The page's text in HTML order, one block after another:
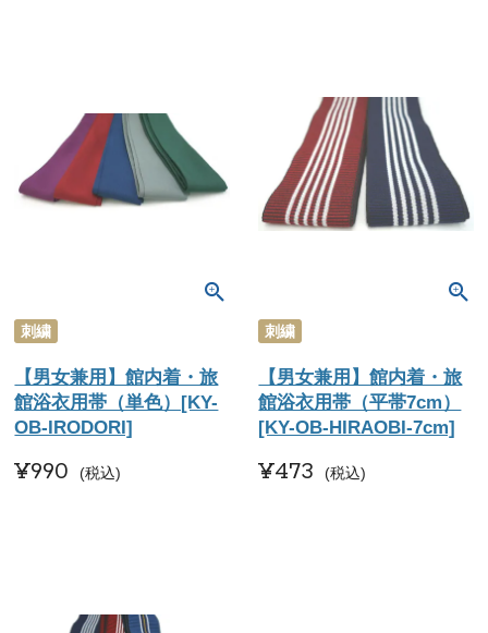
刺繍
【男女兼用】館内着・旅
館浴衣用帯（単色）[KY-
OB-IRODORI]
¥990 税込
刺繍
【男女兼用】館内着・旅
館浴衣用帯（平帯7cm）
[KY-OB-HIRAOBI-7cm]
¥473 税込